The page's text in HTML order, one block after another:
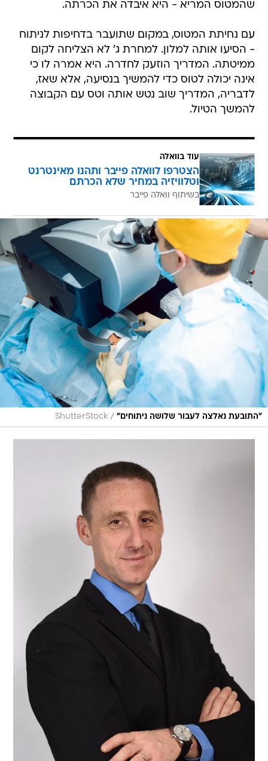
שהמטוס המריא - היא איבדה את הכרתה.
עם נחיתת המטוס, במקום שתועבר בדחיפות לניתוח
- הסיעו אותה למלון. למחרת ג' לא הצליחה לקום
ממיטתה. המדריך הוזעק לחדרה. היא אמרה לו כי
אינה יכולה לטוס כדי להמשיך בנסיעה, אלא שאז,
לדבריה, המדריך שוב נטש אותה וטס עם הקבוצה
להמשך הטיול.
עוד בוואלה
הצטרפו לוואלה פייבר ותהנו מאינטרנט
וטלוויזיה במחיר שלא הכרתם
בשיתוף וואלה פייבר
"התובעת נאלצה לעבור שלושה ניתוחים" /
ShutterStock